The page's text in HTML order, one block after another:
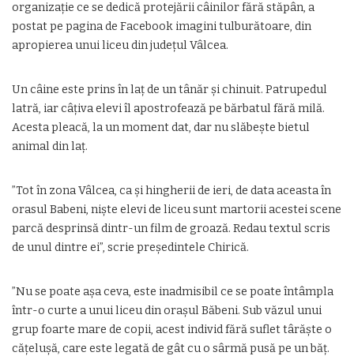
organizaţie ce se dedică protejării câinilor fără stăpân, a
postat pe pagina de Facebook imagini tulburătoare, din
apropierea unui liceu din județul Vâlcea.
Un câine este prins în laț de un tânăr și chinuit. Patrupedul
latră, iar câțiva elevi îl apostrofează pe bărbatul fără milă.
Acesta pleacă, la un moment dat, dar nu slăbește bietul
animal din laț.
”Tot în zona Vâlcea, ca și hingherii de ieri, de data aceasta în
orasul Babeni, niște elevi de liceu sunt martorii acestei scene
parcă desprinsă dintr-un film de groază. Redau textul scris
de unul dintre ei”, scrie președintele Chirică.
”Nu se poate așa ceva, este inadmisibil ce se poate întâmpla
într-o curte a unui liceu din orașul Băbeni. Sub văzul unui
grup foarte mare de copii, acest individ fără suflet târăște o
cățelușă, care este legată de gât cu o sârmă pusă pe un băț.